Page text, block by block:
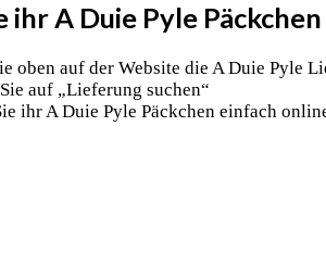
ihr A Duie Pyle
oben auf der Website die A Duie Pyle
auf „Lieferung suchen“
ihr A Duie Pyle Päckchen einfach